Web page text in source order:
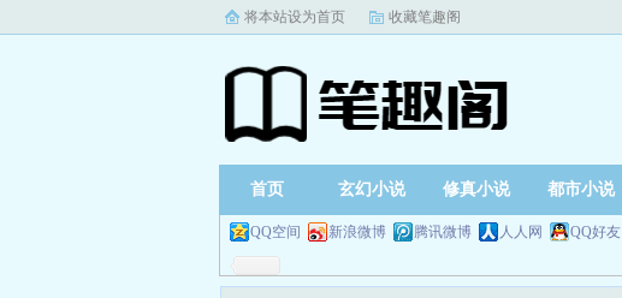
将本站设为首页 收藏笔趣阁
首页 玄幻小说 修真小说 都市小说
QQ空间 新浪微博 腾讯微博 人人网 QQ好友